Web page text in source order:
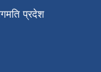
प्रदेश